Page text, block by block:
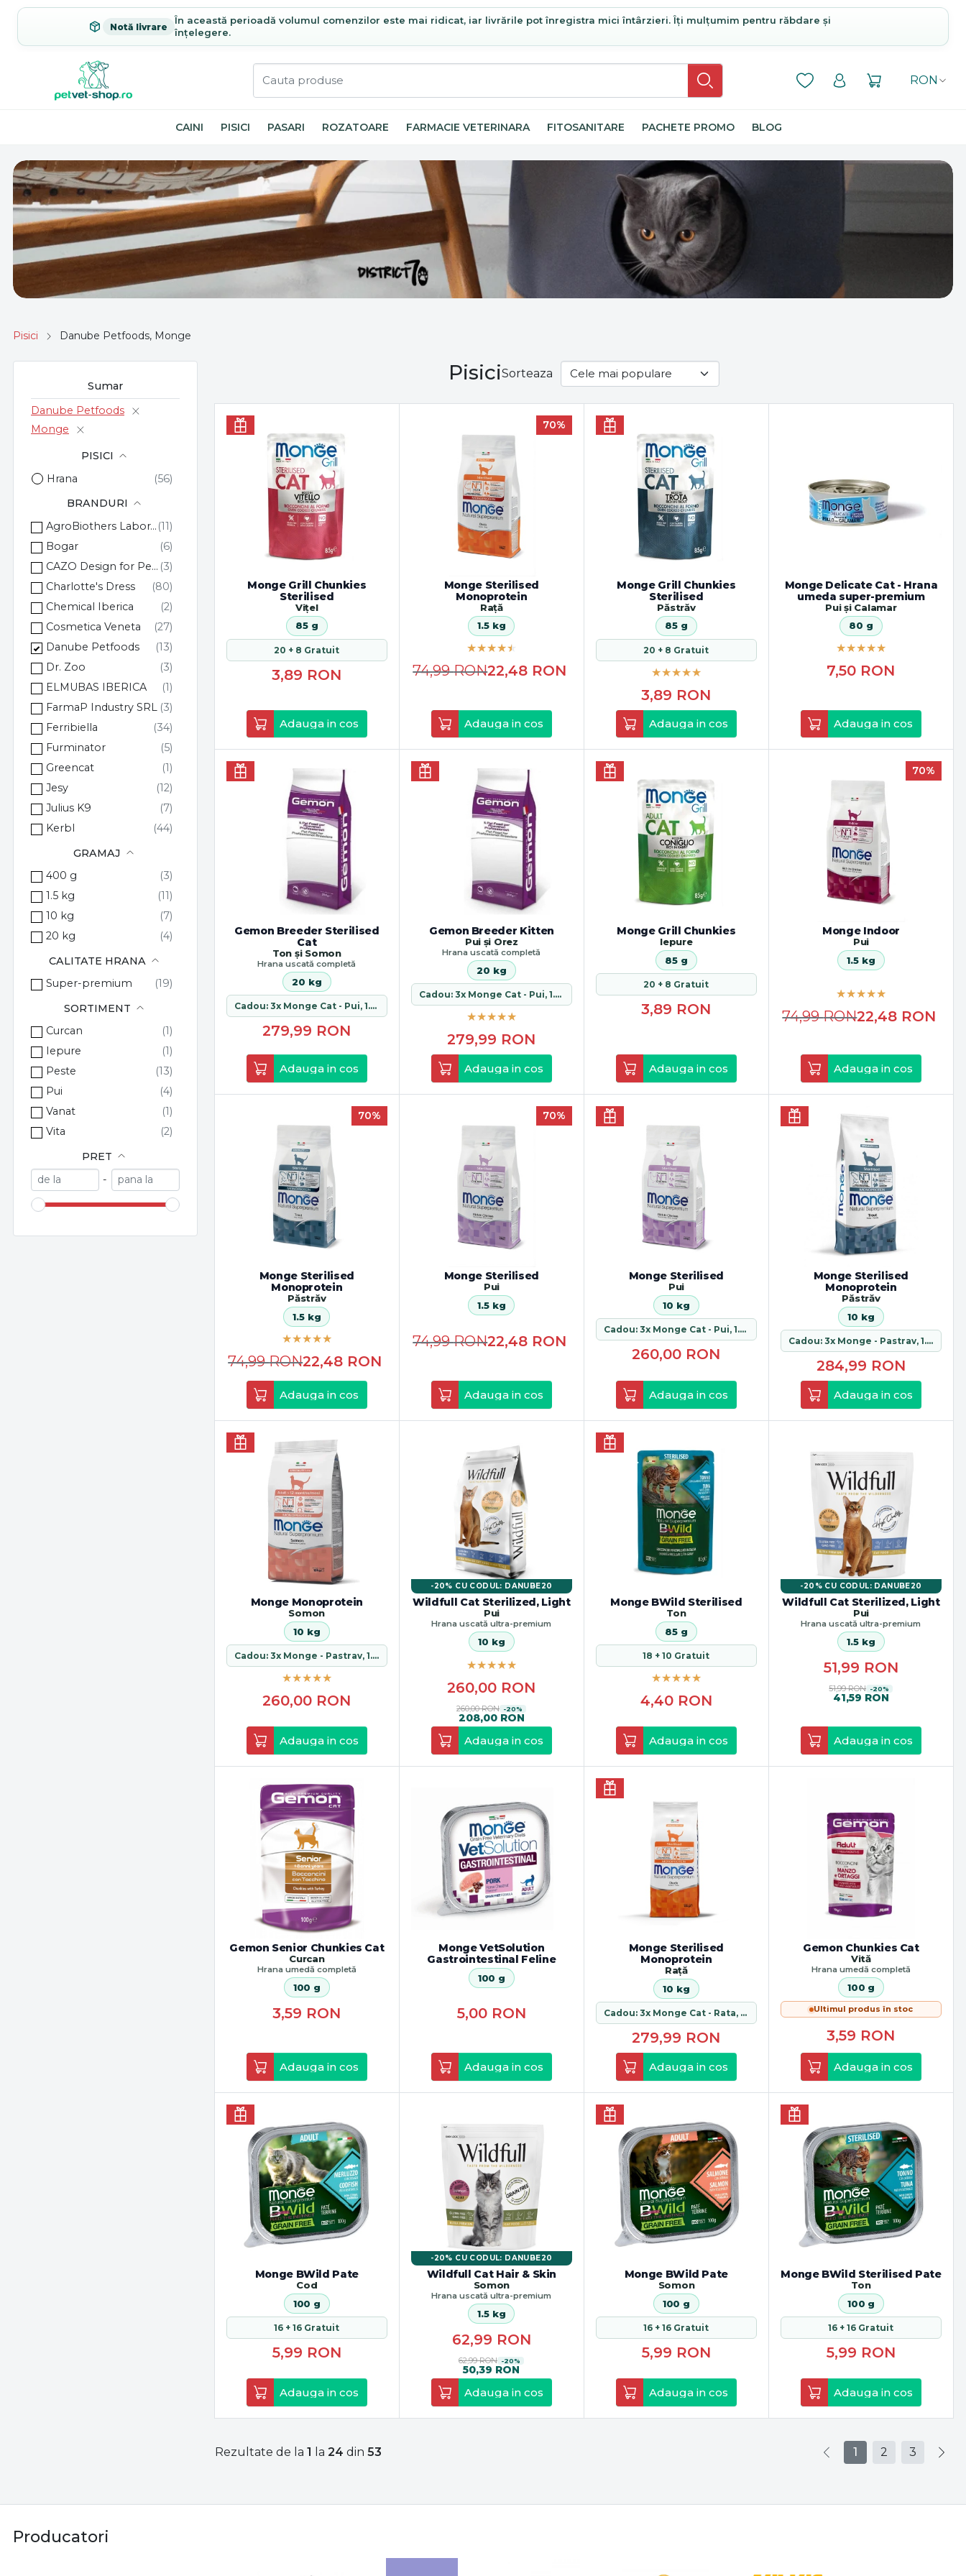
Notă livrare
În această perioadă volumul comenzilor este mai ridicat, iar livrările pot înregistra mici întârzieri. Îți mulțumim pentru răbdare și
înțelegere.
RON
CAINI PISICI PASARI ROZATOARE FARMACIE VETERINARA FITOSANITARE PACHETE PROMO BLOG
Pisici Danube Petfoods, Monge
Sumar
Danube Petfoods
Monge
PISICI
Hrana
BRANDURI
AgroBiothers Laboratoire
Bogar
CAZO Design for Pets
Charlotte's Dress
Chemical Iberica
Cosmetica Veneta
Danube Petfoods
Dr. Zoo
ELMUBAS IBERICA
FarmaP Industry SRL
Ferribiella
Furminator
Greencat
Jesy
Julius K9
Kerbl
KongCompany
Kormotech
Lakeland Cosmetics
Max & Molly
Monge
Nayeco
Orange Pet Brands
OrganicVet
Oster
PetSafe
Pikopet Food
Rinaldo Franco spa
Stefanplast S.p.A.
Vebi
Wahl GmBH
GRAMAJ
400 g
1.5 kg
10 kg
20 kg
CALITATE HRANA
Super-premium
SORTIMENT
Curcan
Iepure
Peste
Pui
Vanat
Vita
PRET
-
PisiciSorteaza
Monge Grill Chunkies
Sterilised
Vițel
85 g
20 + 8 Gratuit
3,89 RON
Adauga in cos
70%
Monge Sterilised
Monoprotein
Rață
1.5 kg
22,48 RON
74,99RON
Adauga in cos
Monge Grill Chunkies
Sterilised
Păstrăv
85 g
20 + 8 Gratuit
3,89 RON
Adauga in cos
Monge Delicate Cat - Hrana
umeda super-premium
Pui și Calamar
80 g
7,50 RON
Adauga in cos
Gemon Breeder Sterilised
Cat
Ton și Somon
Hrana uscată completă
20 kg
Cadou: 3x Monge Cat - Pui, 1.5 kg
279,99 RON
Adauga in cos
Gemon Breeder Kitten
Pui și Orez
Hrana uscată completă
20 kg
Cadou: 3x Monge Cat - Pui, 1.5 kg
279,99 RON
Adauga in cos
Monge Grill Chunkies
Iepure
85 g
20 + 8 Gratuit
3,89 RON
Adauga in cos
70%
Monge Indoor
Pui
1.5 kg
22,48 RON
74,99RON
Adauga in cos
70%
Monge Sterilised
Monoprotein
Păstrăv
1.5 kg
22,48 RON
74,99RON
Adauga in cos
70%
Monge Sterilised
Pui
1.5 kg
22,48 RON
74,99RON
Adauga in cos
Monge Sterilised
Pui
10 kg
Cadou: 3x Monge Cat - Pui, 1.5 kg
260,00 RON
Adauga in cos
Monge Sterilised
Monoprotein
Păstrăv
10 kg
Cadou: 3x Monge - Pastrav, 1.5 kg
284,99 RON
Adauga in cos
Monge Monoprotein
Somon
10 kg
Cadou: 3x Monge - Pastrav, 1.5 kg
260,00 RON
Adauga in cos
-20% CU CODUL: DANUBE20
Wildfull Cat Sterilized, Light
Pui
Hrana uscată ultra-premium
10 kg
260,00 RON
260,00 RON -20%
208,00 RON
Adauga in cos
Monge BWild Sterilised
Ton
85 g
18 + 10 Gratuit
4,40 RON
Adauga in cos
-20% CU CODUL: DANUBE20
Wildfull Cat Sterilized, Light
Pui
Hrana uscată ultra-premium
1.5 kg
51,99 RON
51,99 RON -20%
41,59 RON
Adauga in cos
Gemon Senior Chunkies Cat
Curcan
Hrana umedă completă
100 g
3,59 RON
Adauga in cos
Monge VetSolution
Gastrointestinal Feline
100 g
5,00 RON
Adauga in cos
Monge Sterilised
Monoprotein
Rață
10 kg
Cadou: 3x Monge Cat - Rata, 1.5 kg
279,99 RON
Adauga in cos
Gemon Chunkies Cat
Vită
Hrana umedă completă
100 g
Ultimul produs în stoc
3,59 RON
Adauga in cos
Monge BWild Pate
Cod
100 g
16 + 16 Gratuit
5,99 RON
Adauga in cos
-20% CU CODUL: DANUBE20
Wildfull Cat Hair & Skin
Somon
Hrana uscată ultra-premium
1.5 kg
62,99 RON
62,99 RON -20%
50,39 RON
Adauga in cos
Monge BWild Pate
Somon
100 g
16 + 16 Gratuit
5,99 RON
Adauga in cos
Monge BWild Sterilised Pate
Ton
100 g
16 + 16 Gratuit
5,99 RON
Adauga in cos
Rezultate de la 1 la 24 din 53 1 2 3
Producatori